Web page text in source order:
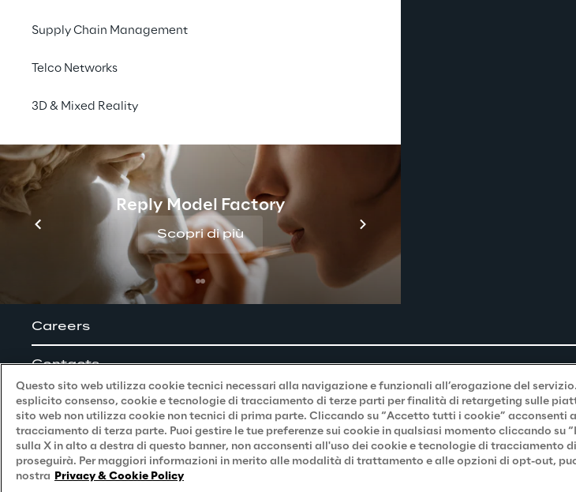
Supply Chain Management
Telco Networks
3D & Mixed Reality
Reply Model Factory
Scopri di più
Privacy Notice(Candidato)
Privacy Notice(Cliente)
(Fornitore)
(Marketing)
Careers
Contacts
Reply © 2026
Company information
Questo sito web utilizza cookie tecnici necessari alla navigazione e funzionali all’erogazione del
esplicito consenso, cookie e tecnologie di tracciamento di terze parti per finalità di retargeting sulle
sito web non utilizza cookie non tecnici di prima parte. Cliccando su “Accetto tutti i cookie” acconsenti
tracciamento di terza parte. Puoi gestire le tue preferenze sui cookie in qualsiasi momento cliccando su
sulla X in alto a destra di questo banner, non acconsenti all'uso dei cookie e tecnologie di tracciamento
proseguirà. Per maggiori informazioni in merito alle modalità di trattamento e alle opzioni di opt-out,
nostra Privacy & Cookie Policy